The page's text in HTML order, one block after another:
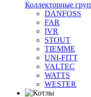
Коллекторные
DANFOSS
FAR
IVR
STOUT
TIEMME
UNI-FITT
VALTEC
WATTS
WESTER